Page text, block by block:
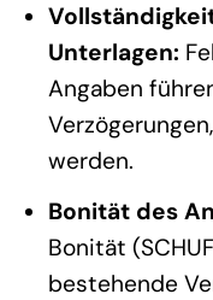
Unterlagen:
Angaben
werden.
Bonität des
Bonität
bestehende